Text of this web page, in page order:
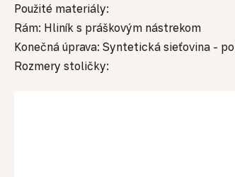
Použité materiály:
Rám: Hliník s práškovým nástrekom
Konečná úprava: Syntetická sieťovina -
Rozmery stoličky: